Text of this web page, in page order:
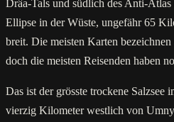
Drâa-Tals und südlich des Anti-Atlas
Ellipse in der Wüste, ungefähr 65
breit. Die meisten Karten
doch die meisten Reisenden haben
Das ist der grösste trockene Salzsee
vierzig Kilometer westlich von